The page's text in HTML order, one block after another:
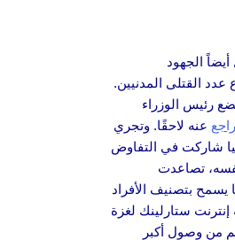
الجهود
عدد القتلى المدنيين.
رئيس الوزراء
عنه لاحقًا. وتجري
شاركت في التفاوض
تصاعدت
يسمح بتصنيف الأفراد
ستارلينك لغزة
من وصول أكبر